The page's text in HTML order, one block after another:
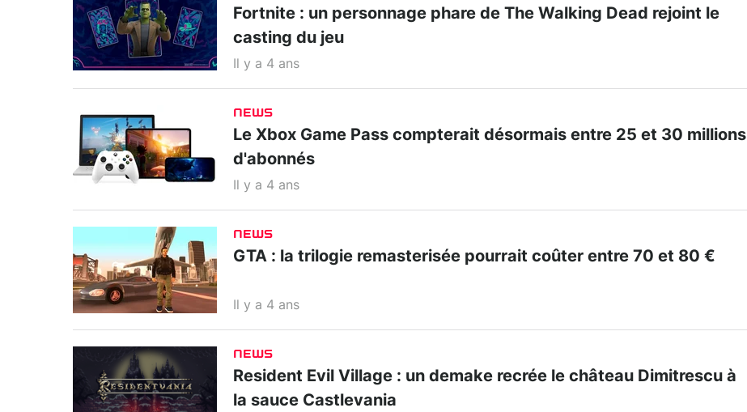
Fortnite : un personnage phare de The Walking Dead rejoint le
casting du jeu
Il y a 4 ans
NEWS
Le Xbox Game Pass compterait désormais entre 25 et 30 millions
d'abonnés
Il y a 4 ans
NEWS
GTA : la trilogie remasterisée pourrait coûter entre 70 et 80 €
Il y a 4 ans
NEWS
Resident Evil Village : un demake recrée le château Dimitrescu à
la sauce Castlevania